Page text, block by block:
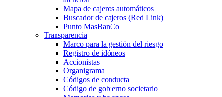
Mapa de cajeros automáticos
Buscador de cajeros (Red Link)
Punto MasBanCo
Transparencia
Marco para la gestión del riesgo
Registro de idóneos
Accionistas
Organigrama
Códigos de conducta
Código de gobierno societario